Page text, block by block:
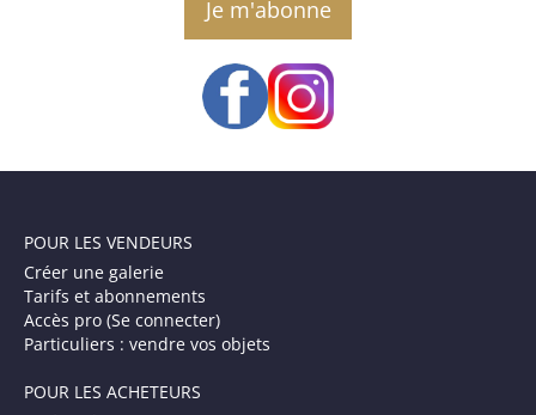
POUR LES VENDEURS
Créer une galerie
Tarifs et abonnements
Accès pro (Se connecter)
Particuliers : vendre vos objets
POUR LES ACHETEURS